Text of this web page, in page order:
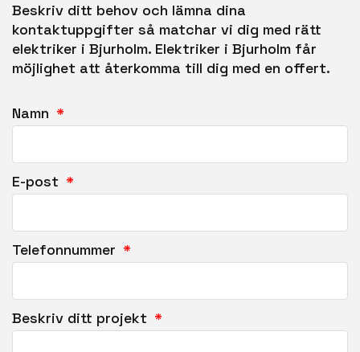
Beskriv ditt behov och lämna dina
kontaktuppgifter så matchar vi dig med rätt
elektriker i Bjurholm. Elektriker i Bjurholm får
möjlighet att återkomma till dig med en offert.
Namn
E-post
Telefonnummer
Beskriv ditt projekt